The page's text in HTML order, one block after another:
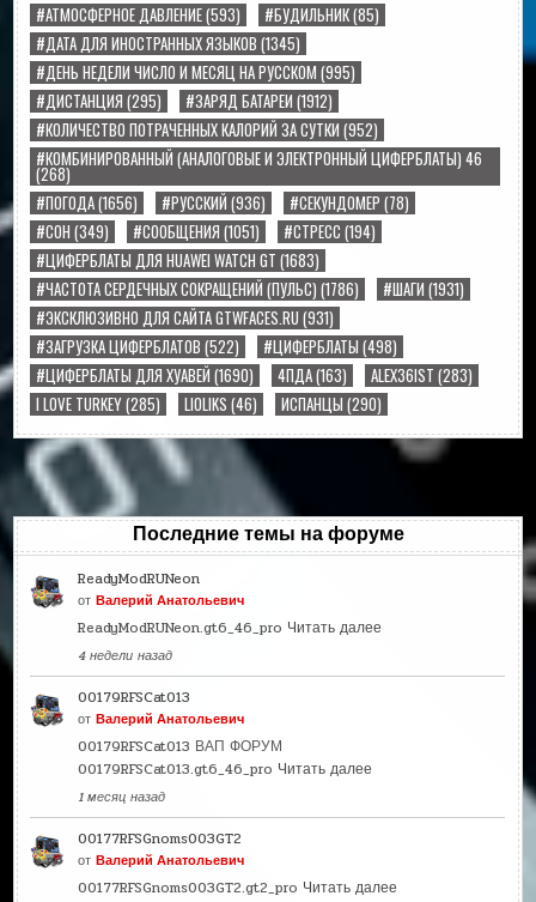
#АТМОСФЕРНОЕ ДАВЛЕНИЕ(593) #БУДИЛЬНИК(85)
#ДАТА ДЛЯ ИНОСТРАННЫХ ЯЗЫКОВ (1345)
#ДЕНЬ НЕДЕЛИ ЧИСЛО И МЕСЯЦ НА РУССКОМ (995)
#ДИСТАНЦИЯ (295) #ЗАРЯД БАТАРЕИ (1912)
#КОЛИЧЕСТВО ПОТРАЧЕННЫХ КАЛОРИЙ ЗА СУТКИ (952)
#КОМБИНИРОВАННЫЙ (АНАЛОГОВЫЕ И ЭЛЕКТРОННЫЙ ЦИФЕРБЛАТЫ) 46
(268)
#ПОГОДА(1656) #РУССКИЙ (936) #СЕКУНДОМЕР (78)
#СОН (349) #СООБЩЕНИЯ (1051) #СТРЕСС (194)
#ЦИФЕРБЛАТЫ ДЛЯ HUAWEI WATCH GT (1683)
#ЧАСТОТА СЕРДЕЧНЫХ СОКРАЩЕНИЙ (ПУЛЬС) (1786) #ШАГИ (1931)
#ЭКСКЛЮЗИВНО ДЛЯ САЙТА GTWFACES.RU (931)
#ЗАГРУЗКА ЦИФЕРБЛАТОВ (522) #ЦИФЕРБЛАТЫ (498)
#ЦИФЕРБЛАТЫ ДЛЯ ХУАВЕЙ (1690) 4ПДА(163) ALEX36IST (283)
I LOVE TURKEY(285) LIOLIKS (46) ИСПАНЦЫ (290)
Последние темы на форуме
ReadyModRUNeon
отВалерий Анатольевич
ReadyModRUNeon.gt6_46_pro Читать далее
4 недели назад
00179RFSCat013
отВалерий Анатольевич
00179RFSCat013 ВАП ФОРУМ
00179RFSCat013.gt6_46_pro Читать далее
1 месяц назад
00177RFSGnoms003GT2
отВалерий Анатольевич
00177RFSGnoms003GT2.gt2_pro Читать далее